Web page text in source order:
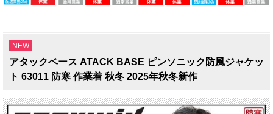
NEW
アタックベース ATACK BASE ピンソニック防風ジャケッ
ト 63011 防寒 作業着 秋冬 2025年秋冬新作